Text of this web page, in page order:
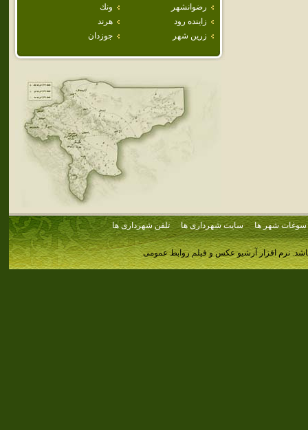
رضوانشهر
ونك
زاينده رود
هرند
زرين شهر
جوزدان
سوغات شهر ها سایت شهرداری ها تلفن شهرداری ها
نرم افزار آرشیو عکس و فیلم روابط عمومی